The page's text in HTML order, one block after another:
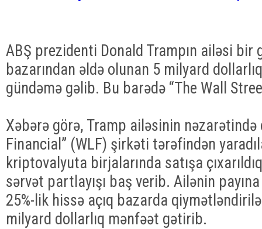
ABŞ prezidenti Donald Trampın ailəsi
bazarından əldə olunan 5 milyard
gündəmə gəlib. Bu barədə “The Wall
Xəbərə görə, Tramp ailəsinin
Financial” (WLF) şirkəti tərəfindən
kriptovalyuta birjalarında satışa
sərvət partlayışı baş verib. Ailənin
25%-lik hissə açıq bazarda
milyard dollarlıq mənfəət gətirib.